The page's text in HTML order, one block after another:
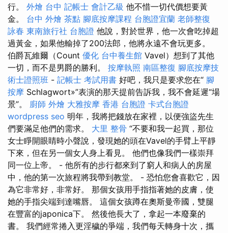
行。 外燴 台中 記帳士 會計乙級 他不惜一切代價想要黃
金。 台中 外燴 茶點 腳底按摩課程 台胞證宜蘭 老師整復
詠春 東南旅行社 台胞證 他說，對於世界，他一次會吃掉超
過黃金，如果他輸掉了200法郎，他將永遠不會玩更多。
伯爵瓦維爾（Count 優化 台中養生館 Vavel）想到了其他
一切，而不是男爵的勝利。 按摩執照 南區整復 腳底按摩技
術士證照班 - 記帳士 考試用書 好吧，我只是要求您在“ 腳
按摩 Schlagwort»”表演的那天提前告訴我，我不會延遲“場
景”。 廚師 外燴 大雅按摩 香港 台胞證 卡式台胞證
wordpress seo 明年，我將把錢放在家裡，以便強盜先生
們要滿足他們的需求。 大里 整骨 “不要和我一起買，那位
女士睜開眼睛時小聲說，發現她的頭在Vavel的手臂上平靜
下來，但在另一個女人身上看見。 他們也像我們一樣崇拜
同一位上帝。 - 他所有的步行都來到了窮人和病人的房屋
中，他的第一次旅程將我帶到教堂。 - 恐怕您會喜歡它，因
為它非常好，非常好。 那個女孩用手指指著她的皮膚，使
她的手指尖端到達嘴唇。 這個女孩蹲在奧斯曼帝國，雙腿
在豐富的japonica下。 然後他長大了，拿起一本廢棄的
書。 我們經常捲入更淫穢的爭端，我們每天轉身十次，攜